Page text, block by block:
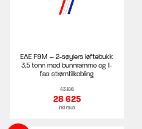
EAE F9M – 2-søylers løftebukk
3,5 tonn med bunnramme og 1-
fas strømtilkobling
43 106
28 625
inkl mva